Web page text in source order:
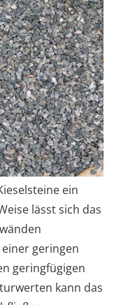
ein
lässt sich das
geringen
geringfügigen
kann das